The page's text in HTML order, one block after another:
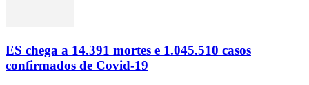
ES chega a 14.391 mortes e 1.045.510 casos
confirmados de Covid-19